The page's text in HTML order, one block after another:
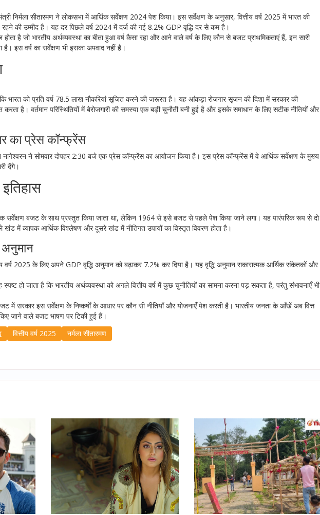
निर्मला सीतारमण ने लोकसभा में आर्थिक सर्वेक्षण 2024 पेश किया। इस सर्वेक्षण के अनुसार, वित्तीय वर्ष 2025 में भारत की
की उम्मीद है। यह दर पिछले वर्ष 2024 में दर्ज की गई 8.2% GDP वृद्धि दर से कम है।
होता है जो भारतीय अर्थव्यवस्था का बीता हुआ वर्ष कैसा रहा और आने वाले वर्ष के लिए कौन से बजट प्राथमिकताएं हैं, इन सारी
इस वर्ष का सर्वेक्षण भी इसका अपवाद नहीं है।
भारत को प्रति वर्ष 78.5 लाख नौकरियां सृजित करने की जरूरत है। यह आंकड़ा रोजगार सृजन की दिशा में सरकार की
करता है। वर्तमान परिस्थितियों में बेरोजगारी की समस्या एक बड़ी चुनौती बनी हुई है और इसके समाधान के लिए सटीक नीतियों और
का प्रेस कॉन्फ्रेंस
ने सोमवार दोपहर 2:30 बजे एक प्रेस कॉन्फ्रेंस का आयोजन किया है। इस प्रेस कॉन्फ्रेंस में वे आर्थिक सर्वेक्षण के मुख्य
देंगे।
सर्वेक्षण बजट के साथ प्रस्तुत किया जाता था, लेकिन 1964 से इसे बजट से पहले पेश किया जाने लगा। यह पारंपरिक रूप से दो
खंड में व्यापक आर्थिक विश्लेषण और दूसरे खंड में नीतिगत उपायों का विस्तृत विवरण होता है।
अनुमान
वर्ष 2025 के लिए अपने GDP वृद्धि अनुमान को बढ़ाकर 7.2% कर दिया है। यह वृद्धि अनुमान सकारात्मक आर्थिक संकेतकों और
हो जाता है कि भारतीय अर्थव्यवस्था को अगले वित्तीय वर्ष में कुछ चुनौतियों का सामना करना पड़ सकता है, परंतु संभावनाएँ भी
में सरकार इस सर्वेक्षण के निष्कर्षों के आधार पर कौन सी नीतियाँ और योजनाएँ पेश करती है। भारतीय जनता के आँखें अब वित्त
जाने वाले बजट भाषण पर टिकी हुई हैं।
वित्तीय वर्ष 2025 नर्मला सीतारमण